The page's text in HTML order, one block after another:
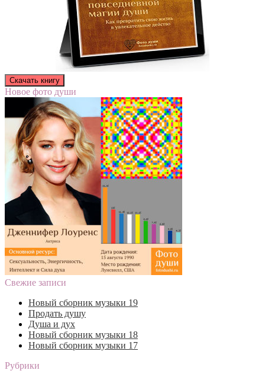
Новое фото души
Свежие записи
Новый сборник музыки 19
Продать душу
Душа и дух
Новый сборник музыки 18
Новый сборник музыки 17
Рубрики